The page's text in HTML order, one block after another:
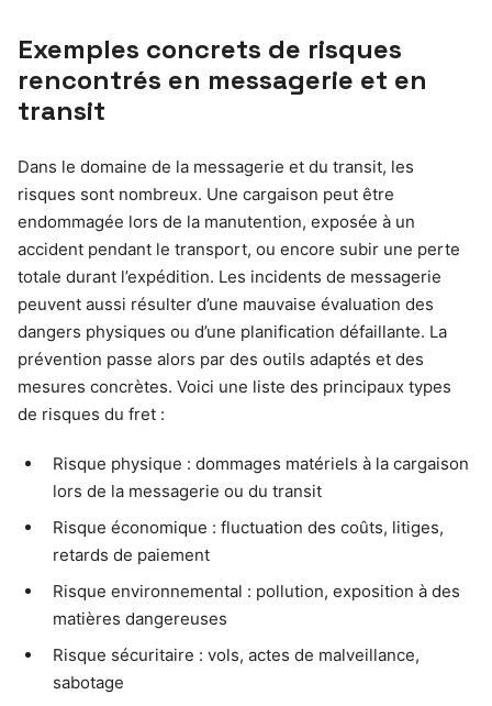
Exemples concrets de risques
rencontrés en messagerie et en
transit
Dans le domaine de la messagerie et du transit, les
risques sont nombreux. Une cargaison peut être
endommagée lors de la manutention, exposée à un
accident pendant le transport, ou encore subir une perte
totale durant l’expédition. Les incidents de messagerie
peuvent aussi résulter d’une mauvaise évaluation des
dangers physiques ou d’une planification défaillante. La
prévention passe alors par des outils adaptés et des
mesures concrètes. Voici une liste des principaux types
de risques du fret :
Risque physique : dommages matériels à la cargaison
lors de la messagerie ou du transit
Risque économique : fluctuation des coûts, litiges,
retards de paiement
Risque environnemental : pollution, exposition à des
matières dangereuses
Risque sécuritaire : vols, actes de malveillance,
sabotage